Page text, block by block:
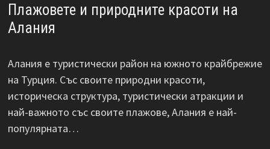
Плажовете и природните красоти на
Алания
Алания е туристически район на южното крайбрежие
на Турция. Със своите природни красоти,
историческа структура, туристически атракции и
най-важното със своите плажове, Алания е най-
популярната…